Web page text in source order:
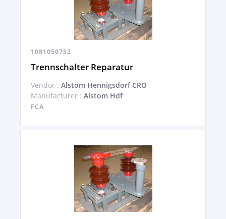
1081050752
Trennschalter Reparatur
Vendor : Alstom Hennigsdorf CRO
Manufacturer : Alstom Hdf
FCA